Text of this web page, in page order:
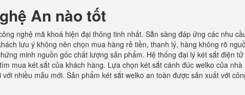
An nào tốt
nghệ mã khoá hiện đại thông tinh nhất. Sẵn sàng đáp ứng các nhu
lưu ý không nên chọn mua hàng rẻ tiền, thanh lý, hàng không rõ
minh nguồn gốc chất lượng sản phẩm. Hệ thống đại lý két sắt điện
mua két sắt của khách hàng. Lựa chọn két sắt cánh đúc welko của nhà
nhiều mẫu mới. Sản phẩm két sắt welko an toàn được sản xuất với